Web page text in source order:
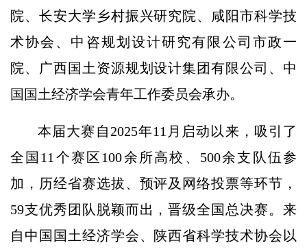
院、长安大学乡村振兴研究院、咸阳市科学技
术协会、中咨规划设计研究有限公司市政一
院、广西国土资源规划设计集团有限公司、中
国国土经济学会青年工作委员会承办。
本届大赛自2025年11月启动以来，吸引了
全国11个赛区100余所高校、500余支队伍参
加，历经省赛选拔、预评及网络投票等环节，
59支优秀团队脱颖而出，晋级全国总决赛。来
自中国国土经济学会、陕西省科学技术协会以